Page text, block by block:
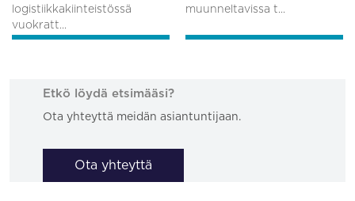
logistiikkakiinteistössä
vuokratt...
muunneltavissa t...
Etkö löydä etsimääsi?
Ota yhteyttä meidän asiantuntijaan.
Ota yhteyttä